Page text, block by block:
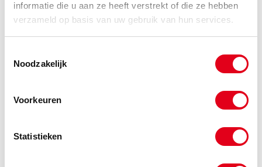
informatie die u aan ze heeft verstrekt of die ze hebben
verzameld op basis van uw gebruik van hun services.
Noodzakelijk
Voorkeuren
Statistieken
Voorraad Netto prijs
(Hendelbediend)